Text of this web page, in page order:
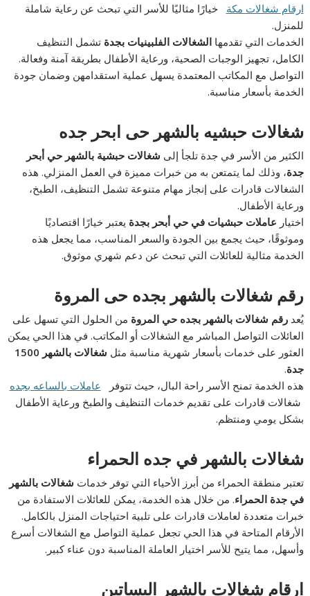
ارقام شغالات مكة خيارًا مثاليًا للأسر التي تبحث عن رعاية شاملة
للمنزل.
الخدمات التي تقدمهاالشغالات الفلبينيات بجدة تشمل التنظيف
الكامل، تجهيز الوجبات الصحية، ورعاية الأطفال بطريقة آمنة وفعالة.
التواصل مع المكاتب المعتمدة يسهل عملية استقدامهن وضمان جودة
الخدمة بأسعار مناسبة.
شغالات حبشيه بالشهر حى ابحر جده
الكثير من الأسر في جدة تلجأ إلى شغالات حبشية بالشهر حي أبحر
جدة، وذلك لما يتمتعن به من خبرات مميزة في العمل المنزلي. هذه
الشغالات قادرات على إنجاز مهام متنوعة تشمل التنظيف، الطبخ،
ورعاية الأطفال.
اختيار عاملات حبشيات في حي أبحر بجدة يعتبر خيارًا اقتصاديًا
وموثوقًا، حيث يجمع بين الجودة والسعر المناسب، مما يجعل هذه
الخدمة مثالية للعائلات التي تبحث عن دعم شهري موثوق.
رقم شغالات بالشهر بجده حى المروة
يُعدرقم شغالات بالشهر بجده حي المروة من الحلول التي تسهل على
العائلات التواصل المباشر مع الشغالات أو المكاتب. في هذا الحي يمكن
العثور على خدمات بأسعار شهرية مناسبة مثل
شغالات بالشهر 1500
جدة.
هذه الخدمة تمنح الأسر راحة البال، حيث تتوفر عاملات بالساعه بجده
شغالات قادرات على تقديم خدمات التنظيف والطبخ ورعاية الأطفال
بشكل يومي ومنتظم.
شغالات بالشهر في جده الحمراء
تعتبر منطقة الحمراء من أبرز الأحياء التي توفر خدمات شغالات بالشهر
في جدة الحمراء. من خلال هذه الخدمة، يمكن للعائلات الاستفادة من
خبرات متعددة لعاملات قادرات على تلبية احتياجات المنزل بالكامل.
الأرقام المتاحة في هذا الحي تجعل عملية التواصل مع الشغالات أسرع
وأسهل، مما يتيح للأسر اختيار العاملة المناسبة دون عناء كبير.
ارقام شغالات بالشهر البساتين